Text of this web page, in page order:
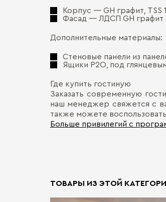
Корпус — GH графит, TSS
Фасад — ЛДСП GH графит
Дополнительные материалы:
Стеновые панели из
Ящики P2O, под
Где купить гостиную
Заказать современную
наш менеджер свяжется с
также можете
Больше привилегий с
ТОВАРЫ ИЗ ЭТОЙ